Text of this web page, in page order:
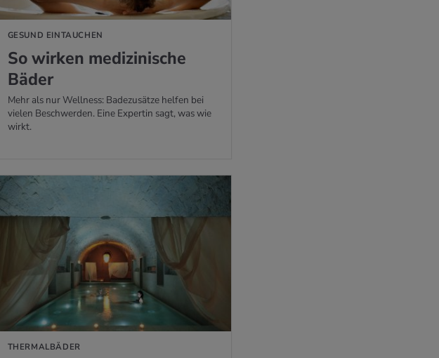
GESUND EINTAUCHEN
So wir­ken me­di­zi­ni­sche
Bäder
Mehr als nur Wellness: Badezusätze helfen bei
vielen Beschwerden. Eine Expertin sagt, was wie
wirkt.
THERMALBÄDER